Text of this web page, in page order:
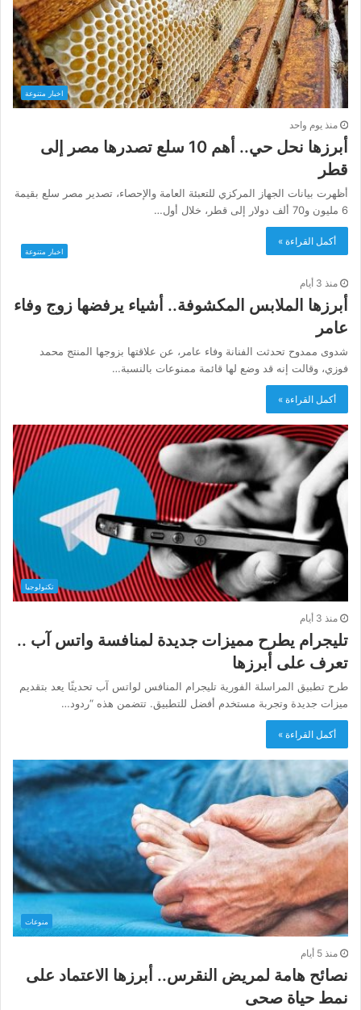
اخبار متنوعة
منذ يوم واحد
أبرزها نحل حي.. أهم 10 سلع تصدرها مصر إلى
قطر
أظهرت بيانات الجهاز المركزي للتعبئة العامة والإحصاء، تصدير مصر سلع بقيمة
6 مليون و70 ألف دولار إلى قطر، خلال أول…
أكمل القراءة »
اخبار متنوعة
منذ 3 أيام
أبرزها الملابس المكشوفة.. أشياء يرفضها زوج وفاء
عامر
شدوى ممدوح تحدثت الفنانة وفاء عامر، عن علاقتها بزوجها المنتج محمد
فوزي، وقالت إنه قد وضع لها قائمة ممنوعات بالنسبة…
أكمل القراءة »
تكنولوجيا
منذ 3 أيام
تليجرام يطرح مميزات جديدة لمنافسة واتس آب ..
تعرف على أبرزها
طرح تطبيق المراسلة الفورية تليجرام المنافس لواتس آب تحديثًا يعد بتقديم
ميزات جديدة وتجربة مستخدم أفضل للتطبيق. تتضمن هذه “ردود…
أكمل القراءة »
منوعات
منذ 5 أيام
نصائح هامة لمريض النقرس.. أبرزها الاعتماد على
نمط حياة صحى